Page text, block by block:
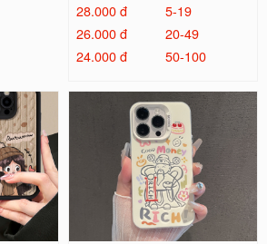
28.000 đ
5-19
26.000 đ
20-49
24.000 đ
50-100